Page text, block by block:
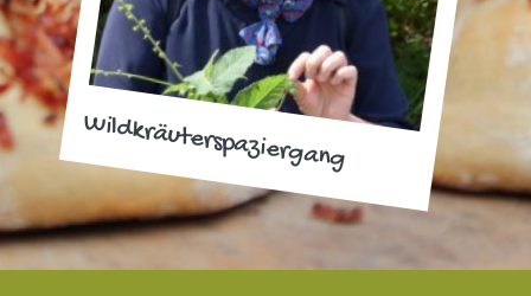
Wildkräuterspaziergang